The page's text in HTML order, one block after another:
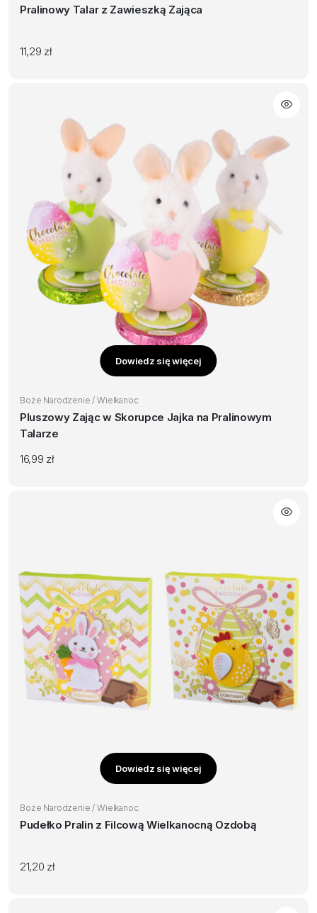
Pralinowy Talar z Zawieszką Zająca
11,29 zł
Dowiedz się więcej
Boże Narodzenie / Wielkanoc
Pluszowy Zając w Skorupce Jajka na Pralinowym
Talarze
16,99 zł
Dowiedz się więcej
Boże Narodzenie / Wielkanoc
Pudełko Pralin z Filcową Wielkanocną Ozdobą
21,20 zł